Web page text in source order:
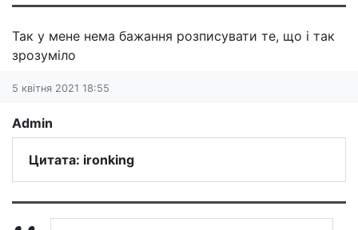
Так у мене нема бажання розписувати те, що і так
зрозуміло
5 квітня 2021 18:55
Admin
Цитата: ironking